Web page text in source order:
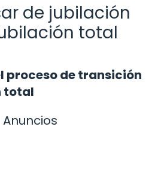
de jubilación
total
proceso de transición
total
Anuncios